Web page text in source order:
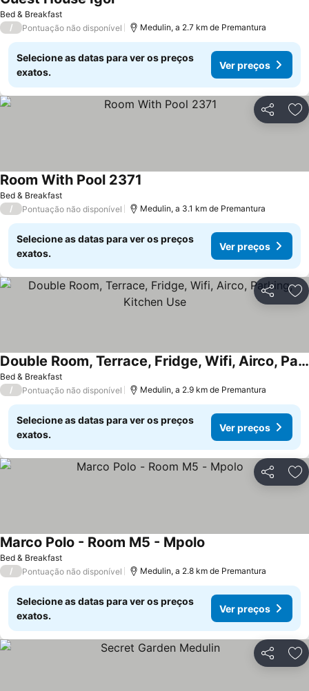
Bed & Breakfast
/ Pontuação não disponível Medulin, a 2.7 km de Premantura
Selecione as datas para ver os preços
exatos.
Ver preços
Partilhar
Bed & Breakfast
Room With Pool 2371
/ Pontuação não disponível Medulin, a 3.1 km de Premantura
Selecione as datas para ver os preços
exatos.
Ver preços
Partilhar
Bed & Breakfast
Double Room, Terrace, Fridge, Wifi, Airco, Parking, Kitchen Use
/ Pontuação não disponível Medulin, a 2.9 km de Premantura
Selecione as datas para ver os preços
exatos.
Ver preços
Partilhar
Bed & Breakfast
Marco Polo - Room M5 - Mpolo
/ Pontuação não disponível Medulin, a 2.8 km de Premantura
Selecione as datas para ver os preços
exatos.
Ver preços
Partilhar